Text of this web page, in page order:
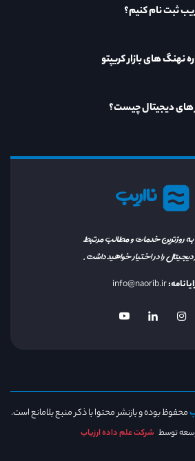
نااریب
به روزترین خدمات و مطالب مرتبط
دیجیتال را در اختیار خواهید داشت.
info@naorib.ir
ثبت نام کنیم؟
نهنگ های بازار کریپتو
های دیجیتال چیست؟
محفوظ بوده و بازنشر محتوا با ذکر منبع بلامانع است.
توسط شرکت علم داده ارزیاب